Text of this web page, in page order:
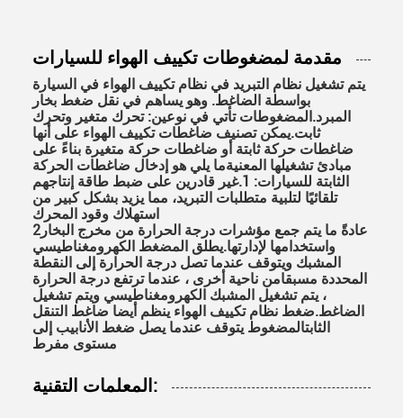
مقدمة لمضغوطات تكييف الهواء للسيارات
يتم تشغيل نظام التبريد في نظام تكييف الهواء في السيارة
بواسطة الضاغط. وهو يساهم في نقل ضغط بخار
المبرد.المضغوطات تأتي في نوعين: تحرك متغير وتحرك
ثابت.يمكن تصنيف ضاغطات تكييف الهواء على أنها
ضاغطات حركة ثابتة أو ضاغطات حركة متغيرة بناءً على
مبادئ تشغيلها المعنيةما يلي هو إدخال ضاغطات الحركة
الثابتة للسيارات: 1.غير قادرين على ضبط طاقة إنتاجهم
تلقائيًا لتلبية متطلبات التبريد، مما يزيد بشكل كبير من
استهلاك وقود المحرك
2عادةً ما يتم جمع مؤشرات درجة الحرارة من مخرج البخار
واستخدامها لإدارتها.يطلق المضغط الكهرومغناطيسي
المشبك ويتوقف عندما تصل درجة الحرارة إلى النقطة
المحددة مسبقامن ناحية أخرى ، عندما ترتفع درجة الحرارة
، يتم تشغيل المشبك الكهرومغناطيسي ويتم تشغيل
الضاغط.ضغط نظام تكييف الهواء ينظم أيضا ضاغط التنقل
الثابتالمضغوط يتوقف عندما يصل ضغط الأنابيب إلى
مستوى مفرط
المعلمات التقنية: